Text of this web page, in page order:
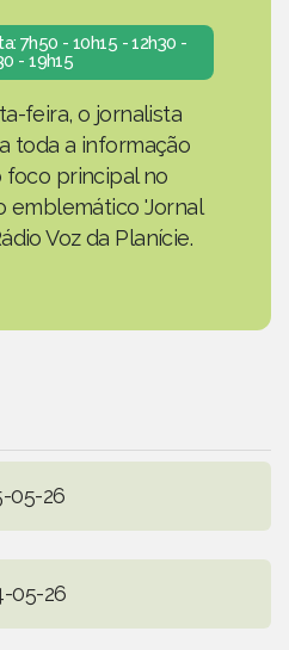
7h50 - 10h15 - 12h30 -
- 19h15
feira, o jornalista
toda a informação
foco principal no
emblemático 'Jornal
Voz da Planície.
05-26
05-26